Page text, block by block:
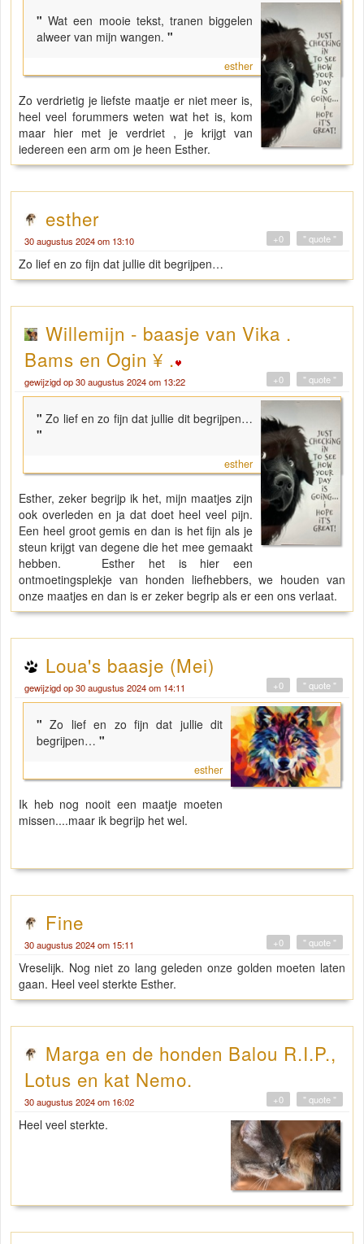
"Wat een mooie tekst, tranen biggelen
alweer van mijn wangen. "
esther
Zo verdrietig je liefste maatje er niet meer is,
heel veel forummers weten wat het is, kom
maar hier met je verdriet , je krijgt van
iedereen een arm om je heen Esther.
esther
30 augustus 2024 om 13:10 " quote "
+0
Zo lief en zo fijn dat jullie dit begrijpen…
Willemijn - baasje van Vika .
Bams en Ogin ¥ .
gewijzigd op 30 augustus 2024 om 13:22 " quote "
+0
"Zo lief en zo fijn dat jullie dit begrijpen…
"
esther
Esther, zeker begrijp ik het, mijn maatjes zijn
ook overleden en ja dat doet heel veel pijn.
Een heel groot gemis en dan is het fijn als je
steun krijgt van degene die het mee gemaakt
hebben. Esther het is hier een
ontmoetingsplekje van honden liefhebbers, we houden van
onze maatjes en dan is er zeker begrip als er een ons verlaat.
Loua's baasje (Mei)
gewijzigd op 30 augustus 2024 om 14:11 " quote "
+0
"Zo lief en zo fijn dat jullie dit
begrijpen… "
esther
Ik heb nog nooit een maatje moeten
missen....maar ik begrijp het wel.
Fine
30 augustus 2024 om 15:11 " quote "
+0
Vreselijk. Nog niet zo lang geleden onze golden moeten laten
gaan. Heel veel sterkte Esther.
Marga en de honden Balou R.I.P.,
Lotus en kat Nemo.
30 augustus 2024 om 16:02 " quote "
+0
Heel veel sterkte.